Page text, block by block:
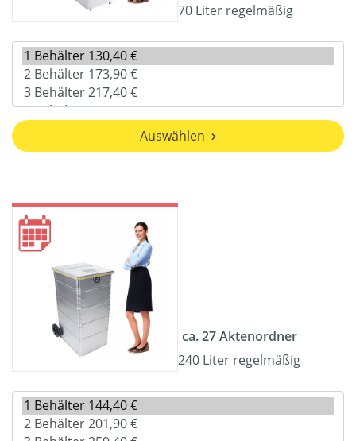
70 Liter regelmäßig
Auswählen
ca. 27 Aktenordner
240 Liter regelmäßig